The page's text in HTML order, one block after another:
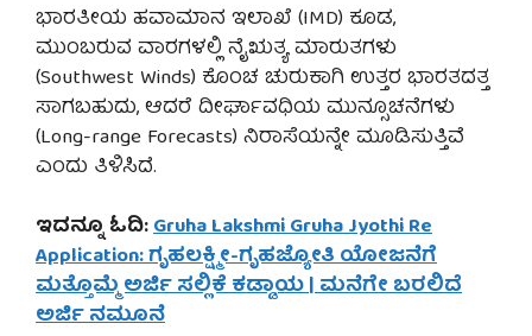
ಭಾರತೀಯ ಹವಾಮಾನ ಇಲಾಖೆ (IMD) ಕೂಡ,
ಮುಂಬರುವ ವಾರಗಳಲ್ಲಿ ನೈಋತ್ಯ ಮಾರುತಗಳು
(Southwest Winds) ಕೊಂಚ ಚುರುಕಾಗಿ ಉತ್ತರ ಭಾರತದತ್ತ
ಸಾಗಬಹುದು, ಆದರೆ ದೀರ್ಘಾವಧಿಯ ಮುನ್ಸೂಚನೆಗಳು
(Long-range Forecasts) ನಿರಾಸೆಯನ್ನೇ ಮೂಡಿಸುತ್ತಿವೆ
ಎಂದು ತಿಳಿಸಿದೆ.
ಇದನ್ನೂ ಓದಿ:Gruha Lakshmi Gruha Jyothi Re
Application: ಗೃಹಲಕ್ಷ್ಮೀ-ಗೃಹಜ್ಯೋತಿ ಯೋಜನೆಗೆ
ಮತ್ತೊಮ್ಮೆ ಅರ್ಜಿ ಸಲ್ಲಿಕೆ ಕಡ್ಡಾಯ | ಮನೆಗೇ ಬರಲಿದೆ
ಅರ್ಜಿ ನಮೂನೆ